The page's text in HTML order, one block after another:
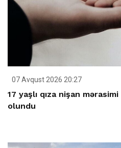
07 Avqust 2026 20:27
17 yaşlı qıza nişan
olundu